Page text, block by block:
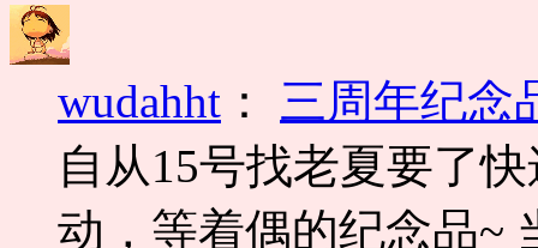
wudahht ： 三周年纪念
自从15号找老夏要了
动，等着偶的纪念品~